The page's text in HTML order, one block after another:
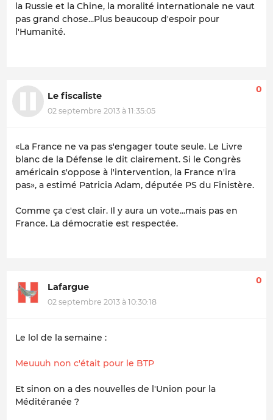
la Russie et la Chine, la moralité internationale ne vaut
pas grand chose...Plus beaucoup d'espoir pour
l'Humanité.
Le fiscaliste
02 septembre 2013 à 11:35:05
0
«La France ne va pas s'engager toute seule. Le Livre
blanc de la Défense le dit clairement. Si le Congrès
américain s'oppose à l'intervention, la France n'ira
pas», a estimé Patricia Adam, députée PS du Finistère.
Comme ça c'est clair. Il y aura un vote...mais pas en
France. La démocratie est respectée.
Lafargue
02 septembre 2013 à 10:30:18
0
Le lol de la semaine :
Meuuuh non c'était pour le BTP
Et sinon on a des nouvelles de l'Union pour la
Méditéranée ?